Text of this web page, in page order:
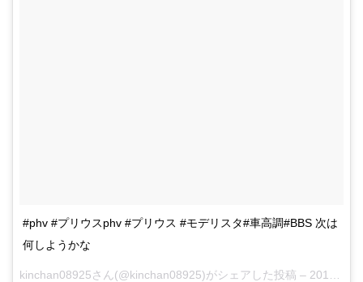
#phv #プリウスphv #プリウス #モデリスタ#車高調#BBS 次は
何しようかな
kinchan08925さん(@kinchan08925)がシェアした投稿 – 2017 7月 23 8:56午後 PDT